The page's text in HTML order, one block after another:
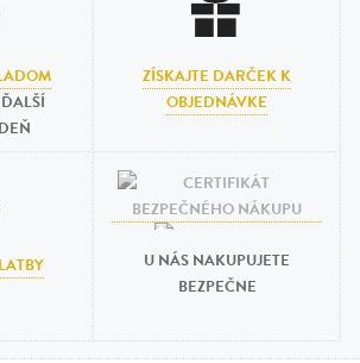
ZÍSKAJTE DARČEK K
OBJEDNÁVKE
U NÁS NAKUPUJETE
BEZPEČNE